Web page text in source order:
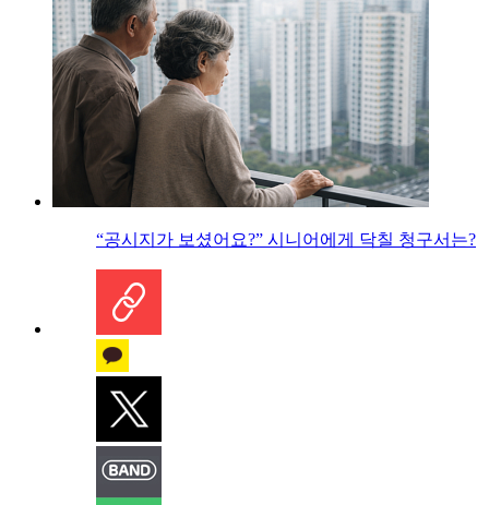
“공시지가 보셨어요?” 시니어에게 닥칠 청구서는?